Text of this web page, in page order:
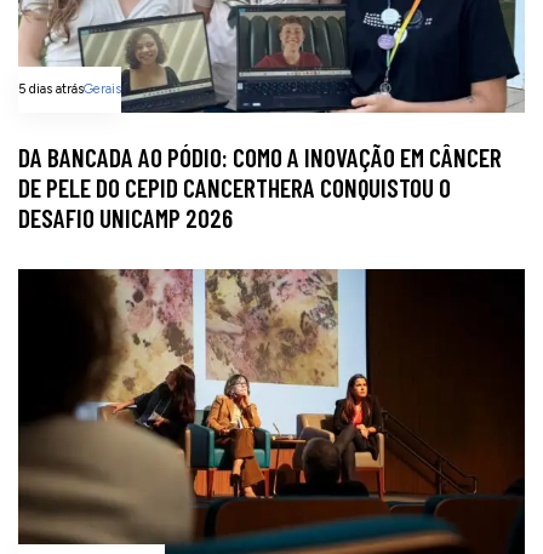
5 dias atrásGerais
DA BANCADA AO PÓDIO: COMO A INOVAÇÃO EM CÂNCER
DE PELE DO CEPID CANCERTHERA CONQUISTOU O
DESAFIO UNICAMP 2026